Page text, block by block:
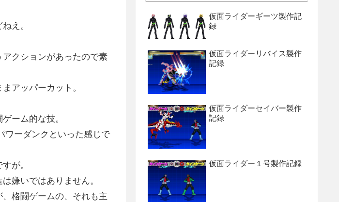
え。
クションがあったので素
アッパーカット。
ーム的な技。
ワーダンクといった感じで
が。
嫌いではありません。
格闘ゲームの、それも主
仮面ライダーギーツ製作記
録
仮面ライダーリバイス製作
記録
仮面ライダーセイバー製作
記録
仮面ライダー１号製作記録